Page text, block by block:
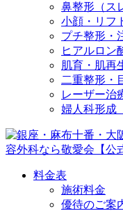
鼻整形（ス
小顔・リフ
プチ整形・
ヒアルロン
肌育・肌再
二重整形・
レーザー治
婦人科形成
料金表
施術料金
優待のご案